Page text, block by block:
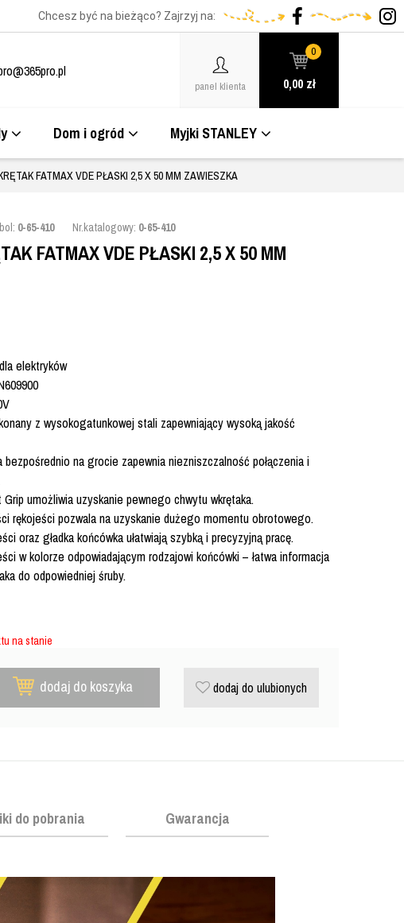
Chcesz być na bieżąco? Zajrzyj na:
panel klienta
0
0,00 zł
Dom i ogród Myjki STANLEY
FATMAX VDE PŁASKI 2,5 X 50 MM ZAWIESZKA
0-65-410 Nr.katalogowy: 0-65-410
FATMAX VDE PŁASKI 2,5 X 50 MM
elektryków
z wysokogatunkowej stali zapewniający wysoką jakość
bezpośrednio na grocie zapewnia niezniszczalność połączenia i
umożliwia uzyskanie pewnego chwytu wkrętaka.
rękojeści pozwala na uzyskanie dużego momentu obrotowego.
oraz gładka końcówka ułatwiają szybką i precyzyjną pracę.
w kolorze odpowiadającym rodzajowi końcówki – łatwa informacja
do odpowiedniej śruby.
na stanie
dodaj do koszyka dodaj do ulubionych
do pobrania Gwarancja